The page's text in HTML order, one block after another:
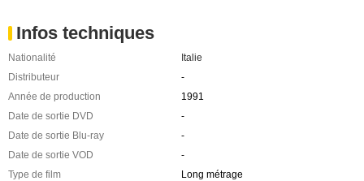
Infos techniques
Nationalité
Italie
Distributeur
-
Année de production
1991
Date de sortie DVD
-
Date de sortie Blu-ray
-
Date de sortie VOD
-
Type de film
Long métrage